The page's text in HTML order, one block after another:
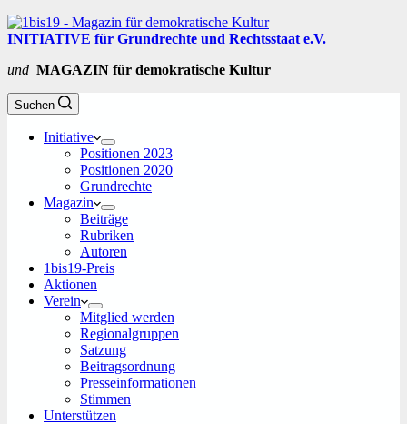
INITIATIVE für Grundrechte und Rechtsstaat e.V.
und MAGAZIN für demokratische Kultur
Suchen
Initiative
Positionen 2023
Positionen 2020
Grundrechte
Magazin
Beiträge
Rubriken
Autoren
1bis19-Preis
Aktionen
Verein
Mitglied werden
Regionalgruppen
Satzung
Beitragsordnung
Presseinformationen
Stimmen
Unterstützen